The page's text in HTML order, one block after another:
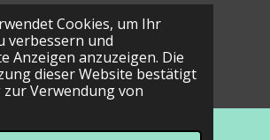
Cookies, um Ihr
verbessern und
Anzeigen anzuzeigen. Die
dieser Website bestätigt
Verwendung von
AgB
vintage